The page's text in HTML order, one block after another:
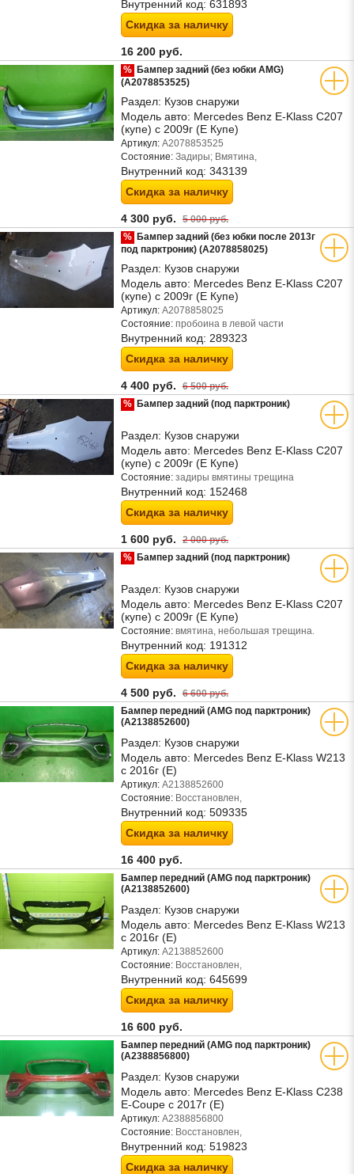
Внутренний код: 631893
Скидка за наличку
16 200 руб.
% Бампер задний (без юбки AMG)
(A2078853525)
Раздел: Кузов снаружи
Модель авто: Mercedes Benz E-Klass C207
(купе) с 2009г (Е Купе)
Артикул: A2078853525
Состояние: Задиры; Вмятина,
Внутренний код: 343139
Скидка за наличку
4 300 руб. 5 000 руб.
% Бампер задний (без юбки после 2013г
под парктроник) (A2078858025)
Раздел: Кузов снаружи
Модель авто: Mercedes Benz E-Klass C207
(купе) с 2009г (Е Купе)
Артикул: A2078858025
Состояние: пробоина в левой части
Внутренний код: 289323
Скидка за наличку
4 400 руб. 6 500 руб.
% Бампер задний (под парктроник)
Раздел: Кузов снаружи
Модель авто: Mercedes Benz E-Klass C207
(купе) с 2009г (Е Купе)
Состояние: задиры вмятины трещина
Внутренний код: 152468
Скидка за наличку
1 600 руб. 2 000 руб.
% Бампер задний (под парктроник)
Раздел: Кузов снаружи
Модель авто: Mercedes Benz E-Klass C207
(купе) с 2009г (Е Купе)
Состояние: вмятина, небольшая трещина.
Внутренний код: 191312
Скидка за наличку
4 500 руб. 6 600 руб.
Бампер передний (AMG под парктроник)
(A2138852600)
Раздел: Кузов снаружи
Модель авто: Mercedes Benz E-Klass W213
с 2016г (Е)
Артикул: A2138852600
Состояние: Восстановлен,
Внутренний код: 509335
Скидка за наличку
16 400 руб.
Бампер передний (AMG под парктроник)
(A2138852600)
Раздел: Кузов снаружи
Модель авто: Mercedes Benz E-Klass W213
с 2016г (Е)
Артикул: A2138852600
Состояние: Восстановлен,
Внутренний код: 645699
Скидка за наличку
16 600 руб.
Бампер передний (AMG под парктроник)
(A2388856800)
Раздел: Кузов снаружи
Модель авто: Mercedes Benz E-Klass C238
E-Coupe с 2017г (Е)
Артикул: A2388856800
Состояние: Восстановлен,
Внутренний код: 519823
Скидка за наличку